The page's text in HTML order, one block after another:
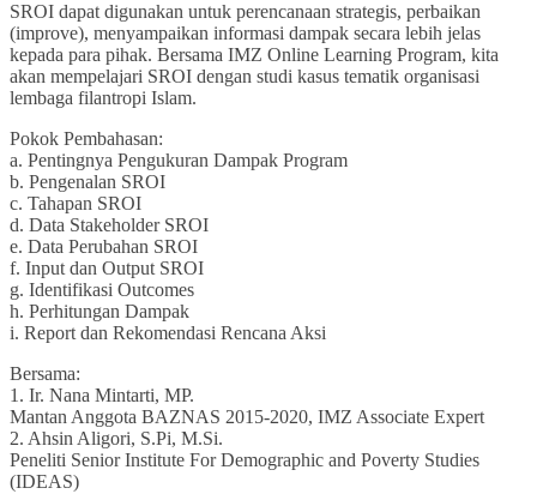
SROI dapat digunakan untuk perencanaan strategis, perbaikan
(improve), menyampaikan informasi dampak secara lebih jelas
kepada para pihak. Bersama IMZ Online Learning Program, kita
akan mempelajari SROI dengan studi kasus tematik organisasi
lembaga filantropi Islam.
Pokok Pembahasan:
a. Pentingnya Pengukuran Dampak Program
b. Pengenalan SROI
c. Tahapan SROI
d. Data Stakeholder SROI
e. Data Perubahan SROI
f. Input dan Output SROI
g. Identifikasi Outcomes
h. Perhitungan Dampak
i. Report dan Rekomendasi Rencana Aksi
Bersama:
1. Ir. Nana Mintarti, MP.
Mantan Anggota BAZNAS 2015-2020, IMZ Associate Expert
2. Ahsin Aligori, S.Pi, M.Si.
Peneliti Senior Institute For Demographic and Poverty Studies
(IDEAS)